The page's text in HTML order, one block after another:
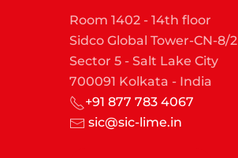
Room 1402 - 14th floor
Sidco Global Tower-CN-8/2
Sector 5 - Salt Lake City
700091 Kolkata - India
+91 877 783 4067
sic@sic-lime.in